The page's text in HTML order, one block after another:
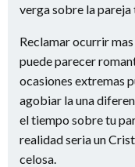
verga sobre la pareja
Reclamar ocurrir
puede parecer
ocasiones extremas
agobiar la una
el tiempo sobre tu
realidad seri­a un
celosa.